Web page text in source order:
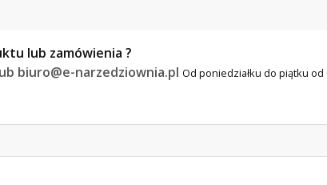
lub zamówienia ?
biuro@e-narzedziownia.pl Od poniedziałku do piątku od